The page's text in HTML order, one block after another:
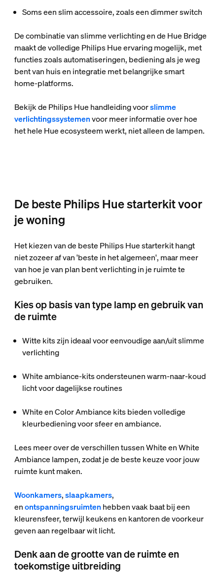
Soms een slim accessoire, zoals een dimmer switch
De combinatie van slimme verlichting en de Hue Bridge
maakt de volledige Philips Hue ervaring mogelijk, met
functies zoals automatiseringen, bediening als je weg
bent van huis en integratie met belangrijke smart
home-platforms.
Bekijk de Philips Hue handleiding voorslimme
verlichtingssystemenvoor meer informatie over hoe
het hele Hue ecosysteem werkt, niet alleen de lampen.
De beste Philips Hue starterkit voor
je woning
Het kiezen van de beste Philips Hue starterkit hangt
niet zozeer af van 'beste in het algemeen', maar meer
van hoe je van plan bent verlichting in je ruimte te
gebruiken.
Kies op basis van type lamp en gebruik van
de ruimte
Witte kits zijn ideaal voor eenvoudige aan/uit slimme
verlichting
White ambiance-kits ondersteunen warm-naar-koud
licht voor dagelijkse routines
White en Color Ambiance kits bieden volledige
kleurbediening voor sfeer en ambiance.
Lees meer over de verschillen tussen White en White
Ambiance lampen, zodat je de beste keuze voor jouw
ruimte kunt maken.
Woonkamers,slaapkamers,
enontspanningsruimten hebben vaak baat bij een
kleurensfeer, terwijl keukens en kantoren de voorkeur
geven aan regelbaar wit licht.
Denk aan de grootte van de ruimte en
toekomstige uitbreiding